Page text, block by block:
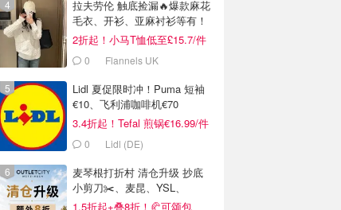
拉夫劳伦 触底捡漏🔥爆款麻花
毛衣、开衫、亚麻衬衫等有！
2折起！小马T恤低至£15.7/件
0 Flannels UK
Lidl 夏促限时冲！Puma 短袖
€10、飞利浦咖啡机€70
3.4折起！Tefal 煎锅€16.99/件
0 Lidl (DE)
麦琴根打折村 清仓升级 抄底
小剪刀✂️、麦昆、YSL、
Barbour等
1.5折起+叠8折！🥐可颂包